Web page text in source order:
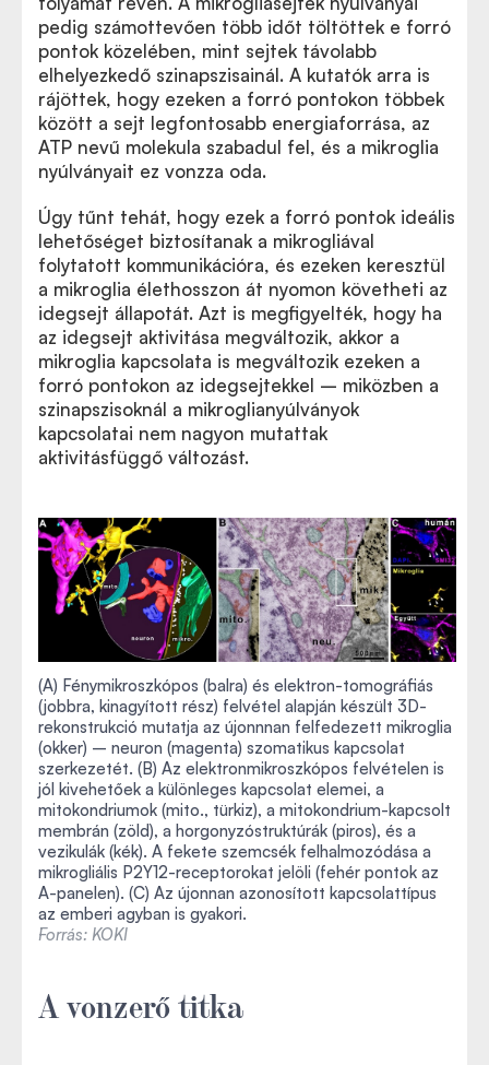
pedig számottevően több időt töltöttek e forró
pontok közelében, mint sejtek távolabb
elhelyezkedő szinapszisainál. A kutatók arra is
rájöttek, hogy ezeken a forró pontokon többek
között a sejt legfontosabb energiaforrása, az
ATP nevű molekula szabadul fel, és a mikroglia
nyúlványait ez vonzza oda.
Úgy tűnt tehát, hogy ezek a forró pontok ideális
lehetőséget biztosítanak a mikrogliával
folytatott kommunikációra, és ezeken keresztül
a mikroglia élethosszon át nyomon követheti az
idegsejt állapotát. Azt is megfigyelték, hogy ha
az idegsejt aktivitása megváltozik, akkor a
mikroglia kapcsolata is megváltozik ezeken a
forró pontokon az idegsejtekkel – miközben a
szinapszisoknál a mikroglianyúlványok
kapcsolatai nem nagyon mutattak
aktivitásfüggő változást.
(A) Fénymikroszkópos (balra) és elektron-tomográfiás
(jobbra, kinagyított rész) felvétel alapján készült 3D-
rekonstrukció mutatja az újonnnan felfedezett mikroglia
(okker) – neuron (magenta) szomatikus kapcsolat
szerkezetét. (B) Az elektronmikroszkópos felvételen is
jól kivehetőek a különleges kapcsolat elemei, a
mitokondriumok (mito., türkiz), a mitokondrium-kapcsolt
membrán (zöld), a horgonyzóstruktúrák (piros), és a
vezikulák (kék). A fekete szemcsék felhalmozódása a
mikrogliális P2Y12-receptorokat jelöli (fehér pontok az
A-panelen). (C) Az újonnan azonosított kapcsolattípus
az emberi agyban is gyakori.
Forrás: KOKI
A vonzerő titka